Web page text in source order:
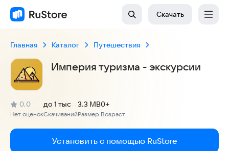
Скачать
Главная Каталог Путешествия
Империя туризма - экскурсии
Рейтинг:
0,0
(
Нет оценок
)
Скачиваний
до 1 тыс
Размер
3.3 MB
Возраст
0+
Установить с помощью RuStore